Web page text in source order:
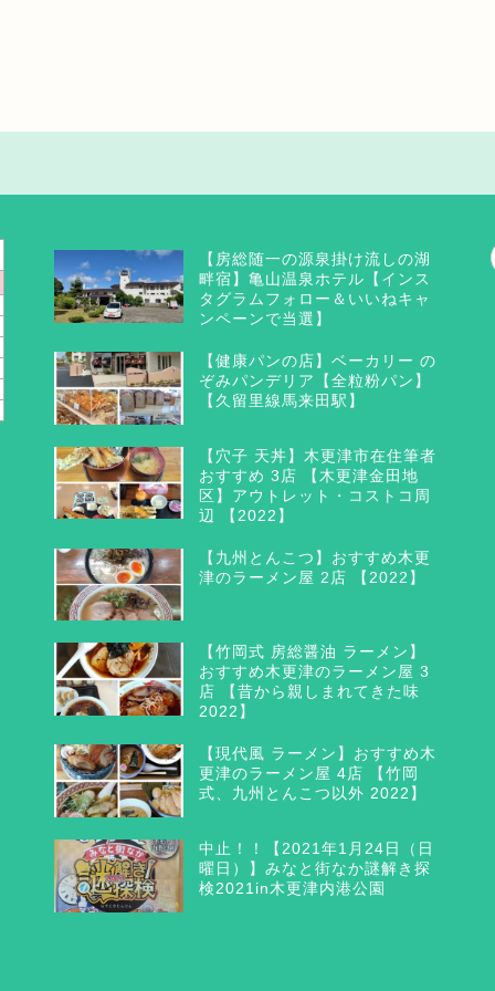
【房総随一の源泉掛け流しの湖
畔宿】亀山温泉ホテル【インス
タグラムフォロー＆いいねキャ
ンペーンで当選】
【健康パンの店】ベーカリー の
ぞみパンデリア【全粒粉パン】
【久留里線馬来田駅】
【穴子 天丼】木更津市在住筆者
おすすめ 3店 【木更津金田地
区】アウトレット・コストコ周
辺 【2022】
【九州とんこつ】おすすめ木更
津のラーメン屋 2店 【2022】
【竹岡式 房総醤油 ラーメン】
おすすめ木更津のラーメン屋 3
店 【昔から親しまれてきた味
2022】
【現代風 ラーメン】おすすめ木
更津のラーメン屋 4店 【竹岡
式、九州とんこつ以外 2022】
中止！！【2021年1月24日（日
曜日）】みなと街なか謎解き探
検2021in木更津内港公園